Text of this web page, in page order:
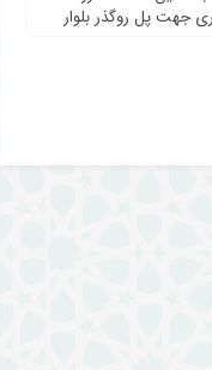
جهت پل روگذر بلوار